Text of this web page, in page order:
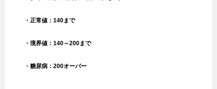
・正常値：140まで
・境界値：140～200まで
・糖尿病：200オーバー